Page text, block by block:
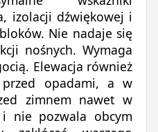
izolacji dźwiękowej i
Nie nadaje się
nośnych. Wymaga
Elewacja również
opadami, a w
zimnem nawet w
i nie pozwala obcym